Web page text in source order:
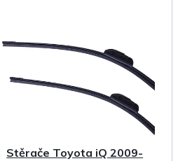
Stěrače Toyota iQ 2009-